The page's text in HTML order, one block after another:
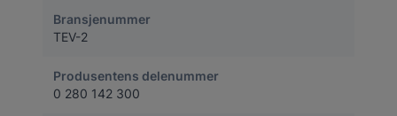
Bransjenummer
TEV-2
Produsentens delenummer
0 280 142 300